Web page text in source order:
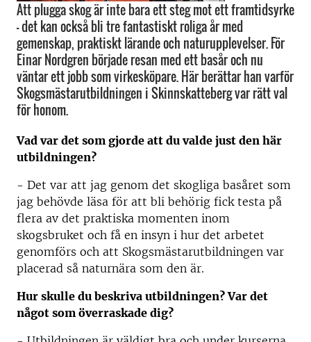
Att plugga skog är inte bara ett steg mot ett framtidsyrke
– det kan också bli tre fantastiskt roliga år med
gemenskap, praktiskt lärande och naturupplevelser. För
Einar Nordgren började resan med ett basår och nu
väntar ett jobb som virkesköpare. Här berättar han varför
Skogsmästarutbildningen i Skinnskatteberg var rätt val
för honom.
Vad var det som gjorde att du valde just den här
utbildningen?
- Det var att jag genom det skogliga basåret som
jag behövde läsa för att bli behörig fick testa på
flera av det praktiska momenten inom
skogsbruket och få en insyn i hur det arbetet
genomförs och att Skogsmästarutbildningen var
placerad så naturnära som den är.
Hur skulle du beskriva utbildningen? Var det
något som överraskade dig?